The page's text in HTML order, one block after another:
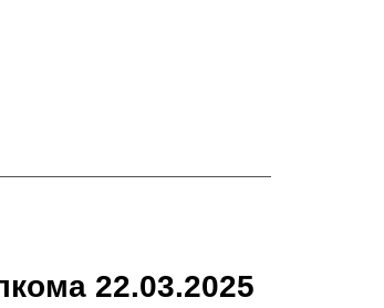
22.03.2025